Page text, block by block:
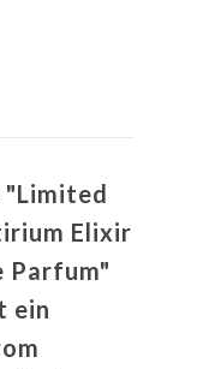
"Limited
Elixir
ein